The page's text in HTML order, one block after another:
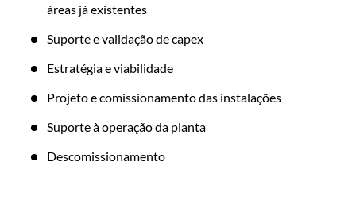
áreas já existentes
Suporte e validação de capex
Estratégia e viabilidade
Projeto e comissionamento das instalações
Suporte à operação da planta
Descomissionamento